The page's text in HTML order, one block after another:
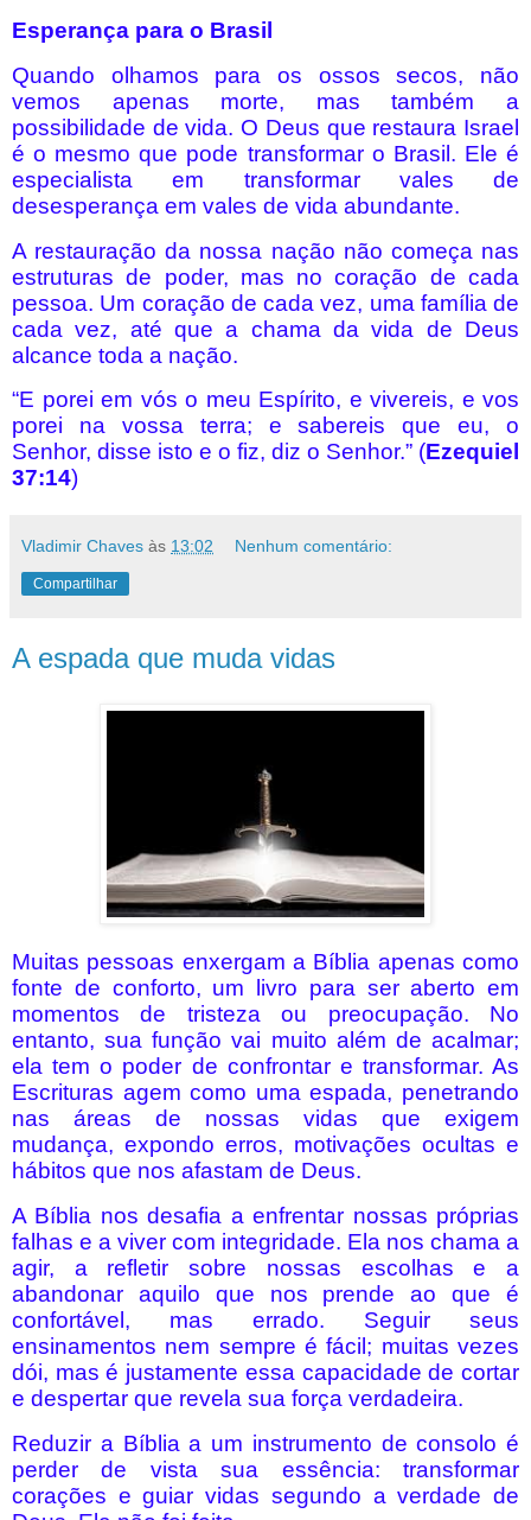
Esperança para o Brasil
Quando olhamos para os ossos secos, não
vemos apenas morte, mas também a
possibilidade de vida. O Deus que restaura Israel
é o mesmo que pode transformar o Brasil. Ele é
especialista em transformar vales de
desesperança em vales de vida abundante.
A restauração da nossa nação não começa nas
estruturas de poder, mas no coração de cada
pessoa. Um coração de cada vez, uma família de
cada vez, até que a chama da vida de Deus
alcance toda a nação.
“E porei em vós o meu Espírito, e vivereis, e vos
porei na vossa terra; e sabereis que eu, o
Senhor, disse isto e o fiz, diz o Senhor.” (Ezequiel
37:14)
Vladimir Chaves às 13:02 Nenhum comentário:
Compartilhar
A espada que muda vidas
Muitas pessoas enxergam a Bíblia apenas como
fonte de conforto, um livro para ser aberto em
momentos de tristeza ou preocupação. No
entanto, sua função vai muito além de acalmar;
ela tem o poder de confrontar e transformar. As
Escrituras agem como uma espada, penetrando
nas áreas de nossas vidas que exigem
mudança, expondo erros, motivações ocultas e
hábitos que nos afastam de Deus.
A Bíblia nos desafia a enfrentar nossas próprias
falhas e a viver com integridade. Ela nos chama a
agir, a refletir sobre nossas escolhas e a
abandonar aquilo que nos prende ao que é
confortável, mas errado. Seguir seus
ensinamentos nem sempre é fácil; muitas vezes
dói, mas é justamente essa capacidade de cortar
e despertar que revela sua força verdadeira.
Reduzir a Bíblia a um instrumento de consolo é
perder de vista sua essência: transformar
corações e guiar vidas segundo a verdade de